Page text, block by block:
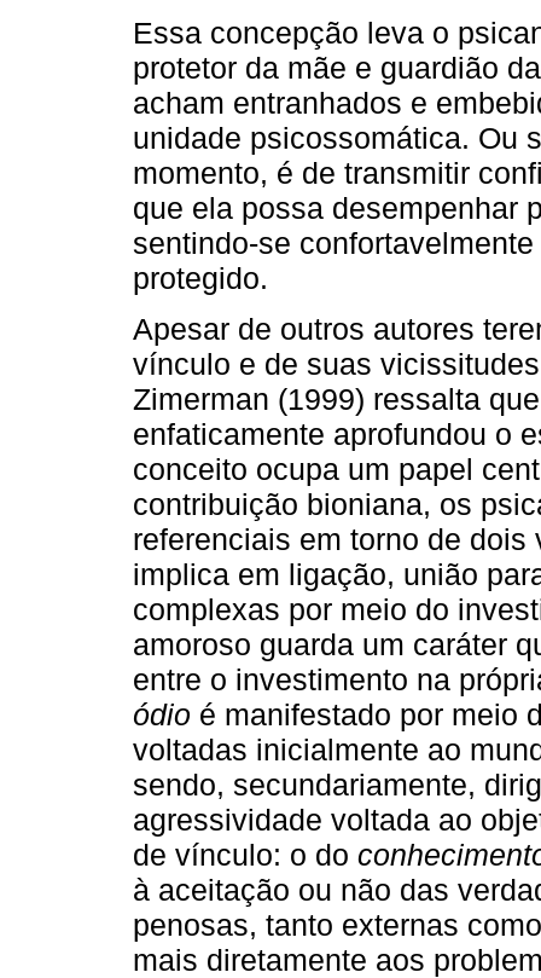
Essa concepção leva o
protetor da mãe e guardião
acham entranhados e
unidade psicossomática. Ou
momento, é de transmitir
que ela possa desempenhar
sentindo-se
protegido.
Apesar de outros autores
vínculo e de suas
Zimerman (1999) ressalta
enfaticamente aprofundou o
conceito ocupa um papel
contribuição bioniana, os
referenciais em torno de
implica em ligação, união
complexas por meio do
amoroso guarda um caráter
entre o investimento na
ódio é manifestado por meio
voltadas inicialmente ao
sendo, secundariamente,
agressividade voltada ao
de vínculo: o do
à aceitação ou não das
penosas, tanto externas
mais diretamente aos